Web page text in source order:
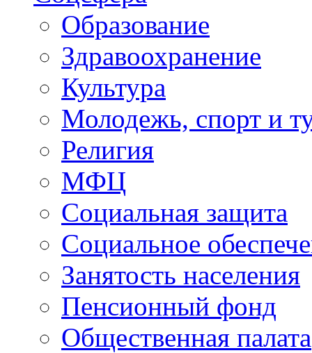
Образование
Здравоохранение
Культура
Молодежь, спорт и
Религия
МФЦ
Социальная защита
Социальное
Занятость населения
Пенсионный фонд
Общественная палата